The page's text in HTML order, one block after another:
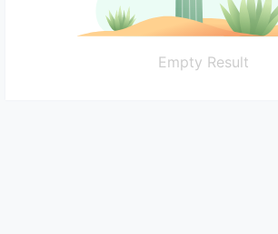
Empty Result